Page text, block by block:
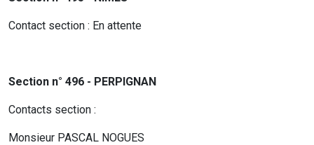
Contact section : En attente
Section n° 496 - PERPIGNAN
Contacts section :
Monsieur PASCAL NOGUES